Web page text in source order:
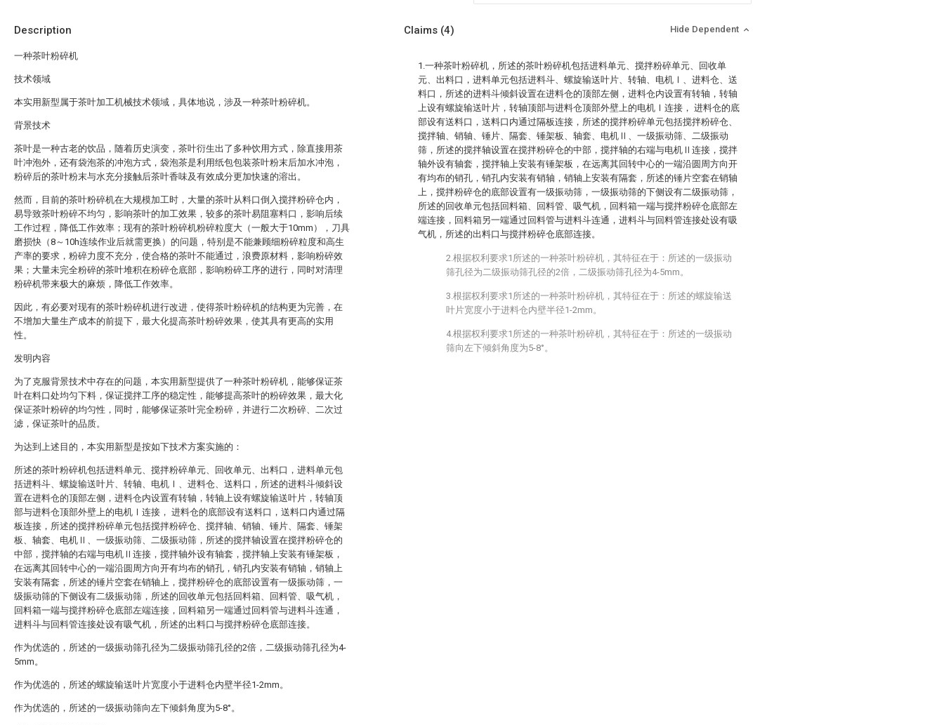
Description
一种茶叶粉碎机
技术领域
本实用新型属于茶叶加工机械技术领域，具体地说，涉及一种茶叶粉碎机。
背景技术
茶叶是一种古老的饮品，随着历史演变，茶叶衍生出了多种饮用方式，除直接用茶
叶冲泡外，还有袋泡茶的冲泡方式，袋泡茶是利用纸包包装茶叶粉末后加水冲泡，
粉碎后的茶叶粉末与水充分接触后茶叶香味及有效成分更加快速的溶出。
然而，目前的茶叶粉碎机在大规模加工时，大量的茶叶从料口倒入搅拌粉碎仓内，
易导致茶叶粉碎不均匀，影响茶叶的加工效果，较多的茶叶易阻塞料口，影响后续
工作过程，降低工作效率；现有的茶叶粉碎机粉碎粒度大（一般大于10mm），刀具
磨损快（8～10h连续作业后就需更换）的问题，特别是不能兼顾细粉碎粒度和高生
产率的要求，粉碎力度不充分，使合格的茶叶不能通过，浪费原材料，影响粉碎效
果；大量未完全粉碎的茶叶堆积在粉碎仓底部，影响粉碎工序的进行，同时对清理
粉碎机带来极大的麻烦，降低工作效率。
因此，有必要对现有的茶叶粉碎机进行改进，使得茶叶粉碎机的结构更为完善，在
不增加大量生产成本的前提下，最大化提高茶叶粉碎效果，使其具有更高的实用
性。
发明内容
为了克服背景技术中存在的问题，本实用新型提供了一种茶叶粉碎机，能够保证茶
叶在料口处均匀下料，保证搅拌工序的稳定性，能够提高茶叶的粉碎效果，最大化
保证茶叶粉碎的均匀性，同时，能够保证茶叶完全粉碎，并进行二次粉碎、二次过
滤，保证茶叶的品质。
为达到上述目的，本实用新型是按如下技术方案实施的：
所述的茶叶粉碎机包括进料单元、搅拌粉碎单元、回收单元、出料口，进料单元包
括进料斗、螺旋输送叶片、转轴、电机Ⅰ、进料仓、送料口，所述的进料斗倾斜设
置在进料仓的顶部左侧，进料仓内设置有转轴，转轴上设有螺旋输送叶片，转轴顶
部与进料仓顶部外壁上的电机Ⅰ连接， 进料仓的底部设有送料口，送料口内通过隔
板连接，所述的搅拌粉碎单元包括搅拌粉碎仓、搅拌轴、销轴、锤片、隔套、锤架
板、轴套、电机Ⅱ、一级振动筛、二级振动筛，所述的搅拌轴设置在搅拌粉碎仓的
中部，搅拌轴的右端与电机Ⅱ连接，搅拌轴外设有轴套，搅拌轴上安装有锤架板，
在远离其回转中心的一端沿圆周方向开有均布的销孔，销孔内安装有销轴，销轴上
安装有隔套，所述的锤片空套在销轴上，搅拌粉碎仓的底部设置有一级振动筛，一
级振动筛的下侧设有二级振动筛，所述的回收单元包括回料箱、回料管、吸气机，
回料箱一端与搅拌粉碎仓底部左端连接，回料箱另一端通过回料管与进料斗连通，
进料斗与回料管连接处设有吸气机，所述的出料口与搅拌粉碎仓底部连接。
作为优选的，所述的一级振动筛孔径为二级振动筛孔径的2倍，二级振动筛孔径为4-
5mm。
作为优选的，所述的螺旋输送叶片宽度小于进料仓内壁半径1-2mm。
作为优选的，所述的一级振动筛向左下倾斜角度为5-8°。
Claims (4) Hide Dependent
1.一种茶叶粉碎机，所述的茶叶粉碎机包括进料单元、搅拌粉碎单元、回收单
元、出料口，进料单元包括进料斗、螺旋输送叶片、转轴、电机Ⅰ、进料仓、送
料口，所述的进料斗倾斜设置在进料仓的顶部左侧，进料仓内设置有转轴，转轴
上设有螺旋输送叶片，转轴顶部与进料仓顶部外壁上的电机Ⅰ连接， 进料仓的底
部设有送料口，送料口内通过隔板连接，所述的搅拌粉碎单元包括搅拌粉碎仓、
搅拌轴、销轴、锤片、隔套、锤架板、轴套、电机Ⅱ、一级振动筛、二级振动
筛，所述的搅拌轴设置在搅拌粉碎仓的中部，搅拌轴的右端与电机Ⅱ连接，搅拌
轴外设有轴套，搅拌轴上安装有锤架板，在远离其回转中心的一端沿圆周方向开
有均布的销孔，销孔内安装有销轴，销轴上安装有隔套，所述的锤片空套在销轴
上，搅拌粉碎仓的底部设置有一级振动筛，一级振动筛的下侧设有二级振动筛，
所述的回收单元包括回料箱、回料管、吸气机，回料箱一端与搅拌粉碎仓底部左
端连接，回料箱另一端通过回料管与进料斗连通，进料斗与回料管连接处设有吸
气机，所述的出料口与搅拌粉碎仓底部连接。
2.根据权利要求1所述的一种茶叶粉碎机，其特征在于：所述的一级振动
筛孔径为二级振动筛孔径的2倍，二级振动筛孔径为4-5mm。
3.根据权利要求1所述的一种茶叶粉碎机，其特征在于：所述的螺旋输送
叶片宽度小于进料仓内壁半径1-2mm。
4.根据权利要求1所述的一种茶叶粉碎机，其特征在于：所述的一级振动
筛向左下倾斜角度为5-8°。